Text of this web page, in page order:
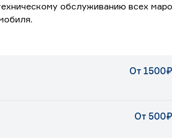
обслуживанию всех
От 1500₽
От 500₽